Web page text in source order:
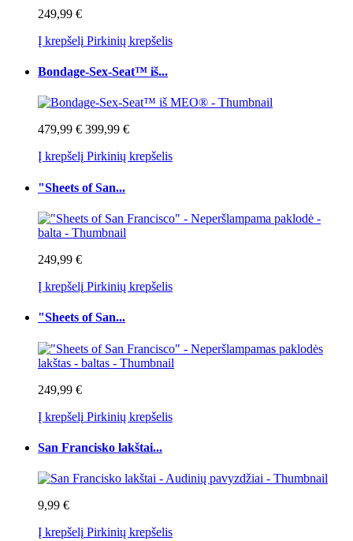
249,99 €
Į krepšelį Pirkinių krepšelis
Bondage-Sex-Seat™ iš...
479,99 € 399,99 €
Į krepšelį Pirkinių krepšelis
"Sheets of San...
249,99 €
Į krepšelį Pirkinių krepšelis
"Sheets of San...
249,99 €
Į krepšelį Pirkinių krepšelis
San Francisko lakštai...
9,99 €
Į krepšelį Pirkinių krepšelis